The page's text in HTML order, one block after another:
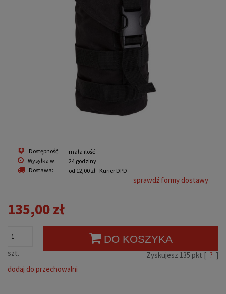
Dostępność:
mała ilość
Wysyłka w:
24 godziny
Dostawa:
od 12,00 zł- Kurier DPD
sprawdź formy dostawy
135,00 zł
szt.
DO KOSZYKA
Zyskujesz 135 pkt [ ? ]
dodaj do przechowalni